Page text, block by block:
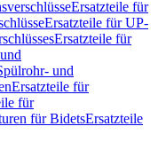
Ersatzteile für
Ersatzteile für UP-
Ersatzteile für
und
Ersatzteile für
für
für BidetsErsatzteile